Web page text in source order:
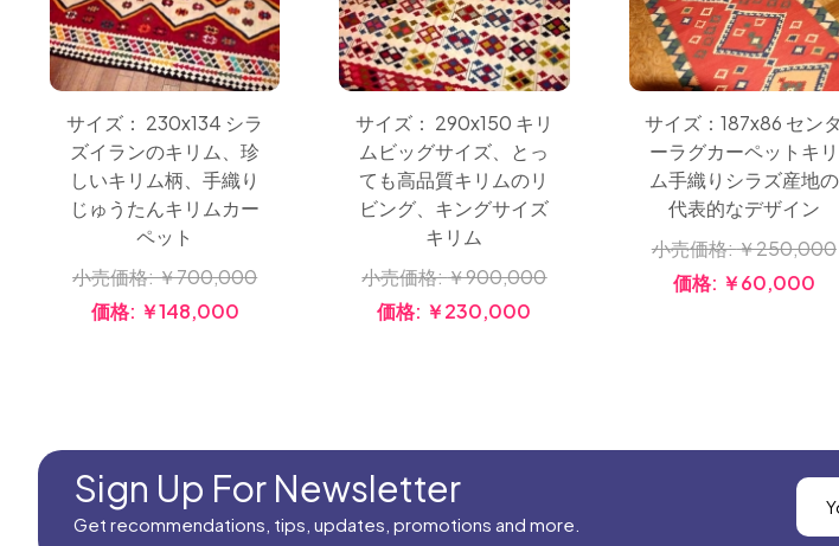
サイズ： 230x134 シラ
ズイランのキリム、珍
しいキリム柄、手織り
じゅうたんキリムカー
ペット
小売価格:￥700,000
価格: ￥148,000
サイズ： 290x150 キリ
ムビッグサイズ、とっ
ても高品質キリムのリ
ビング、キングサイズ
キリム
小売価格:￥900,000
価格: ￥230,000
サイズ：187x86 センタ
ーラグカーペットキリ
ム手織りシラズ産地の
代表的なデザイン
小売価格:￥250,000
価格: ￥60,000
Sign Up For Newsletter
Get recommendations, tips, updates, promotions and more.